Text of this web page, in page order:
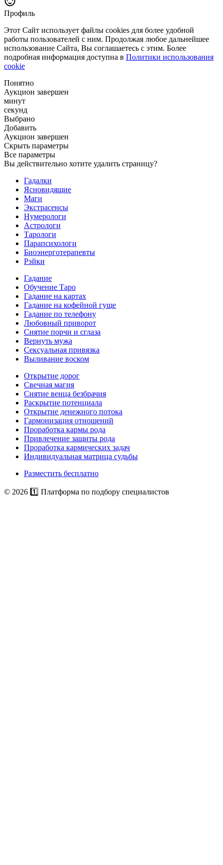
Профиль
Этот Сайт использует файлы cookies для более удобной
работы пользователей с ним. Продолжая любое дальнейшее
использование Сайта, Вы соглашаетесь с этим. Более
подробная информация доступна в Политики использования
cookie
Понятно
Аукцион завершен
минут
секунд
Выбрано
Добавить
Аукцион завершен
Скрыть параметры
Все параметры
Вы действительно хотите удалить страницу?
Гадалки
Ясновидящие
Маги
Экстрасенсы
Нумерологи
Астрологи
Тарологи
Парапсихологи
Биоэнерготерапевты
Рэйки
Гадание
Обучение Таро
Гадание на картах
Гадание на кофейной гуще
Гадание по телефону
Любовный приворот
Снятие порчи и сглаза
Вернуть мужа
Сексуальная привязка
Выливание воском
Открытие дорог
Свечная магия
Снятие венца безбрачия
Раскрытие потенциала
Открытие денежного потока
Гармонизация отношений
Проработка кармы рода
Привлечение защиты рода
Проработка кармических задач
Индивидуальная матрица судьбы
Разместить бесплатно
© 2026 1️⃣ Платформа по подбору специалистов